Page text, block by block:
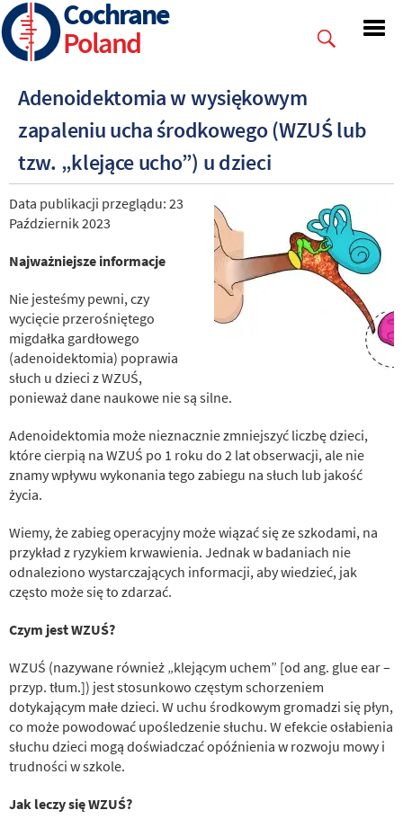
Skip
to
main
Cochrane
Poland
Adenoidektomia w wysiękowym
zapaleniu ucha środkowego (WZUŚ lub
tzw. „klejące ucho”) u dzieci
Data publikacji przeglądu: 23
Październik 2023
Najważniejsze informacje
Nie jesteśmy pewni, czy
wycięcie przerośniętego
migdałka gardłowego
(adenoidektomia) poprawia
słuch u dzieci z WZUŚ,
ponieważ dane naukowe nie są silne.
Adenoidektomia może nieznacznie zmniejszyć liczbę dzieci,
które cierpią na WZUŚ po 1 roku do 2 lat obserwacji, ale nie
znamy wpływu wykonania tego zabiegu na słuch lub jakość
życia.
Wiemy, że zabieg operacyjny może wiązać się ze szkodami, na
przykład z ryzykiem krwawienia. Jednak w badaniach nie
odnaleziono wystarczających informacji, aby wiedzieć, jak
często może się to zdarzać.
Czym jest WZUŚ?
WZUŚ (nazywane również „klejącym uchem” [od ang. glue ear –
przyp. tłum.]) jest stosunkowo częstym schorzeniem
dotykającym małe dzieci. W uchu środkowym gromadzi się płyn,
co może powodować upośledzenie słuchu. W efekcie osłabienia
słuchu dzieci mogą doświadczać opóźnienia w rozwoju mowy i
trudności w szkole.
Jak leczy się WZUŚ?